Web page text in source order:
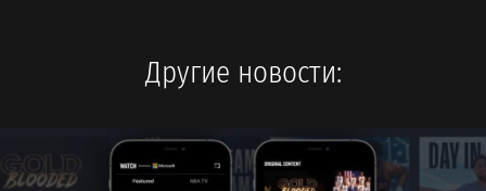
Другие новости: